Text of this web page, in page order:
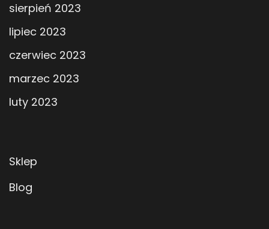
sierpień 2023
lipiec 2023
czerwiec 2023
marzec 2023
luty 2023
Sklep
Blog